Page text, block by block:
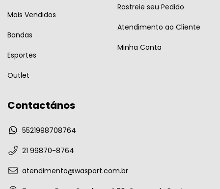
Mais Vendidos
Bandas
Esportes
Outlet
Rastreie seu Pedido
Atendimento ao Cliente
Minha Conta
Contactános
5521998708764
21 99870-8764
atendimento@wasport.com.br